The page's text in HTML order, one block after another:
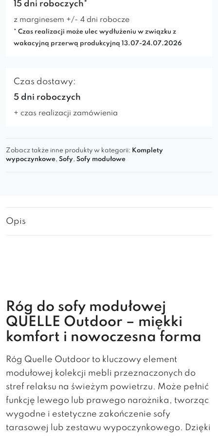
wykonania
Tapicerowana tkaniną premium
Idealna baza do stworzenia dużejsofy
narożnej
Stwórz własny zestaw z QUELLE i ciesz się
kolekcji!
15 dni roboczych*
z marginesem +/- 4 dni robocze
* Czas realizacji może ulec wydłużeniu w związku z
wakacyjną przerwą produkcyjną 13.07-24.07.2026
Czas dostawy:
5 dni roboczych
+ czas realizacji zamówienia
Zobacz także inne produkty w kategorii: Komplety
wypoczynkowe, Sofy, Sofy modułowe
Opis
Róg do sofy modułowej
QUELLE Outdoor – miękki
komfort i nowoczesna forma
Róg Quelle Outdoor to kluczowy element
modułowej kolekcji mebli przeznaczonych do
stref relaksu na świeżym powietrzu. Może pełnić
funkcję lewego lub prawego narożnika, tworząc
wygodne i estetyczne zakończenie sofy
tarasowej lub zestawu wypoczynkowego. Dzięki